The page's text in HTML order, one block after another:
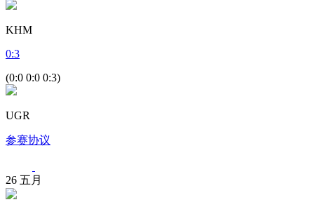
KHM
0:3
(0:0 0:0 0:3)
UGR
参赛协议
26 五月